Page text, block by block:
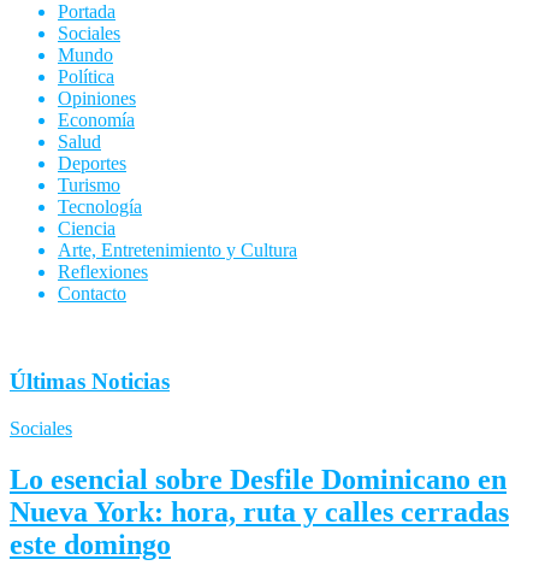
Portada
Sociales
Mundo
Política
Opiniones
Economía
Salud
Deportes
Turismo
Tecnología
Ciencia
Arte, Entretenimiento y Cultura
Reflexiones
Contacto
Últimas Noticias
Sociales
Lo esencial sobre Desfile Dominicano en
Nueva York: hora, ruta y calles cerradas
este domingo